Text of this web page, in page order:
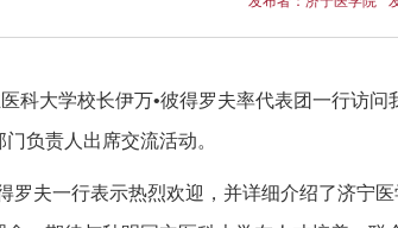
科大学校长伊万•彼得罗夫率代表团一行访
负责人出席交流活动。
罗夫一行表示热烈欢迎，并详细介绍了济宁